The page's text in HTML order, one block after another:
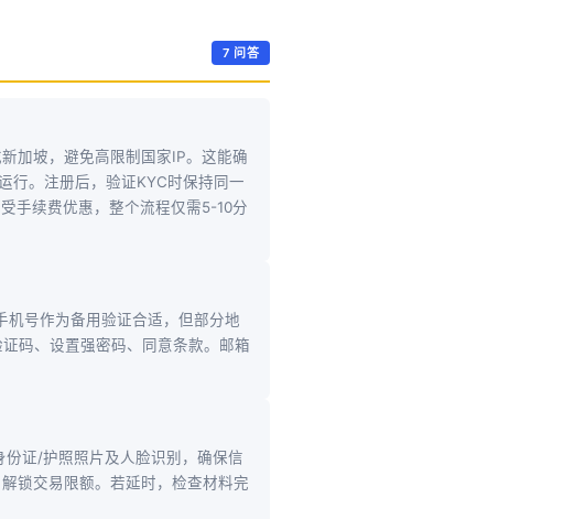
7 问答
加坡，避免高限制国家IP。这能确
行。注册后，验证KYC时保持同一
手续费优惠，整个流程仅需5-10分
号作为备用验证合适，但部分地
码、设置强密码、同意条款。邮箱
证/护照照片及人脸识别，确保信
锁交易限额。若延时，检查材料完